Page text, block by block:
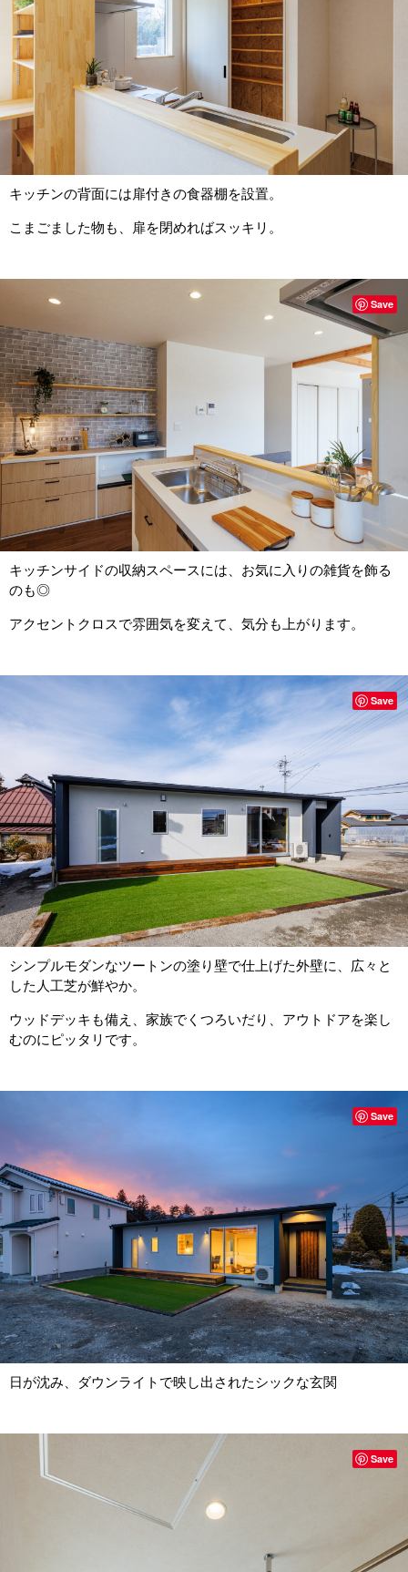
キッチンの背面には扉付きの食器棚を設置。
こまごました物も、扉を閉めればスッキリ。
キッチンサイドの収納スペースには、お気に入りの雑貨を飾る
のも◎
アクセントクロスで雰囲気を変えて、気分も上がります。
Save
シンプルモダンなツートンの塗り壁で仕上げた外壁に、広々と
した人工芝が鮮やか。
ウッドデッキも備え、家族でくつろいだり、アウトドアを楽し
むのにピッタリです。
Save
日が沈み、ダウンライトで映し出されたシックな玄関
Save
Save